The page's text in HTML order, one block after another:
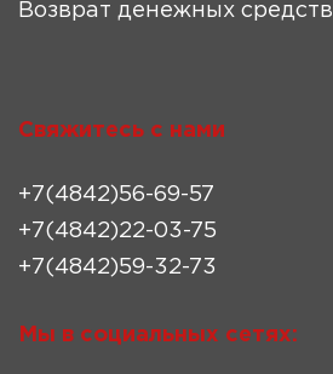
Возврат денежных средств
Свяжитесь с нами
+7(4842)56-69-57
+7(4842)22-03-75
+7(4842)59-32-73
Мы в социальных сетях: